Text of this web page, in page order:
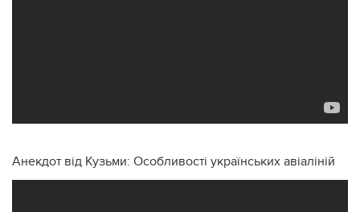
Анекдот від Кузьми: Особливості українських авіаліній